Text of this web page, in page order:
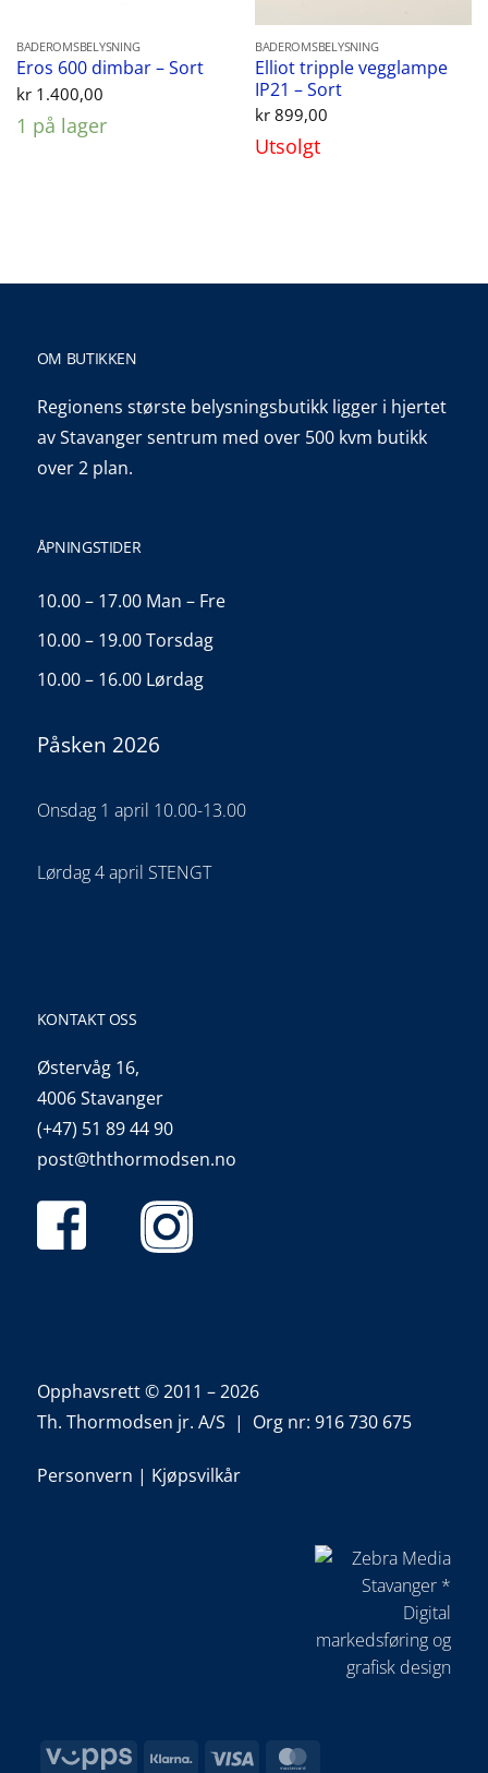
BADEROMSBELYSNING
Eros 600 dimbar – Sort
kr1.400,00
1 på lager
BADEROMSBELYSNING
Elliot tripple vegglampe
IP21 – Sort
kr899,00
Utsolgt
OM BUTIKKEN
Regionens største belysningsbutikk ligger i hjertet
av Stavanger sentrum med over 500 kvm butikk
over 2 plan.
ÅPNINGSTIDER
10.00 – 17.00 Man – Fre
10.00 – 19.00 Torsdag
10.00 – 16.00 Lørdag
Påsken 2026
Onsdag 1 april 10.00-13.00
Lørdag 4 april STENGT
KONTAKT OSS
Østervåg 16,
4006 Stavanger
(+47) 51 89 44 90
post@ththormodsen.no
Opphavsrett © 2011 – 2026
Th. Thormodsen jr. A/S | Org nr: 916 730 675
Personvern | Kjøpsvilkår
Vipps Klarna Visa